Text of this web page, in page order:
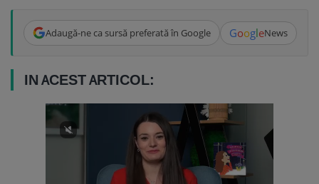
Adaugă-ne ca sursă preferată în Google GoogleNews
IN ACEST ARTICOL: